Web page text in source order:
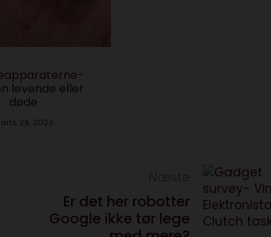
eller
døde
29, 2023
Er det her robotter
Google ikke tør lege